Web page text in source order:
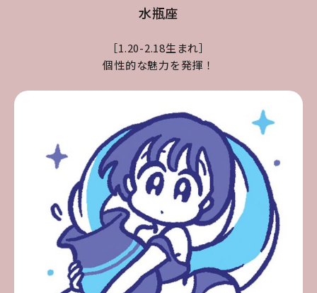
水瓶座
［1.20-2.18生まれ］
個性的な魅力を発揮！